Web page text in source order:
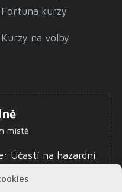
Fortuna kurzy
Kurzy na volby
místě
Účastí na hazardní
hře.